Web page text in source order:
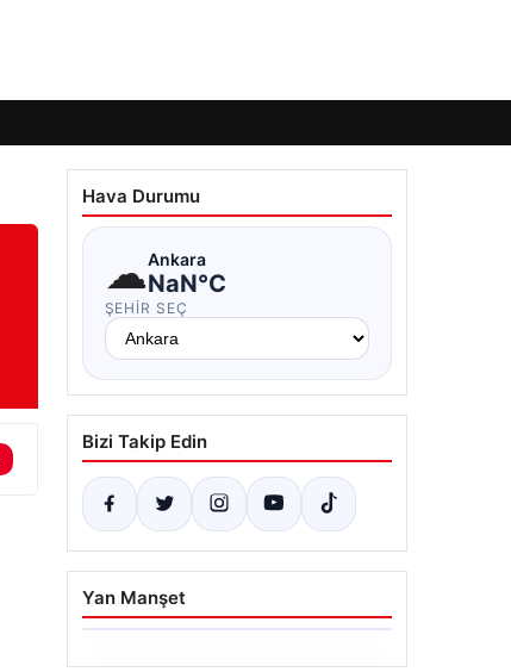
Hava Durumu
☁Ankara
NaN°C
ŞEHIR SEÇ
Bizi Takip Edin
Yan Manşet
06.08.2026